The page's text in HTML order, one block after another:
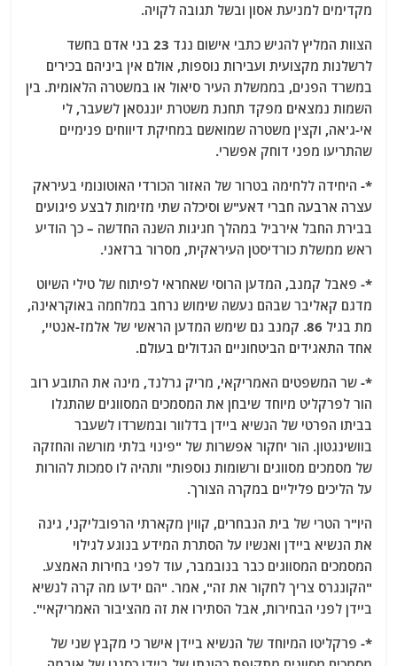
מקדימים למניעת אסון ובשל תגובה לקויה.
הצוות המליץ להגיש כתבי אישום נגד 23 בני אדם בחשד
לרשלנות מקצועית ועבירות נוספות, אולם אין ביניהם בכירים
במשרד הפנים, בממשלת העיר סיאול או במשטרה הלאומית. בין
השמות נמצאים מפקד תחנת משטרת יונגסאן לשעבר, לי
אי-ג'אה, וקצין משטרה שמואשם במחיקת דיווחים פנימיים
שהתריעו מפני דוחק אפשרי.
*- היחידה ללחימה בטרור של האזור הכורדי האוטונומי בעיראק
עצרה ארבעה חברי דאע"ש וסיכלה שתי מזימות לבצע פיגועים
בבירת החבל אירביל במהלך חגיגות השנה החדשה – כך הודיע
ראש ממשלת כורדיסטן העיראקית, מסרור ברזאני.
*- פאבל קמנב, המדען הרוסי שאחראי לפיתוח של טילי השיוט
מדגם קאליבר שבהם נעשה שימוש נרחב במלחמה באוקראינה,
מת בגיל 86. קמנב גם שימש המדען הראשי של אלמז-אנטיי,
אחד התאגידים הביטחוניים הגדולים בעולם.
*- שר המשפטים האמריקאי, מריק גרלנד, מינה את התובע רוב
הור לפרקליט מיוחד שיבחן את המסמכים המסווגים שהתגלו
בביתו הפרטי של הנשיא ביידן בדלוור ובמשרדו לשעבר
בוושינגטון. הור יחקור אפשרות של "פינוי בלתי מורשה והחזקה
של מסמכים מסווגים ורשומות נוספות" ותהיה לו סמכות להורות
על הליכים פליליים במקרה הצורך.
היו"ר הטרי של בית הנבחרים, קווין מקארתי הרפובליקני, גינה
את הנשיא ביידן ואנשיו על הסתרת המידע בנוגע לגילוי
המסמכים המסווגים כבר בנובמבר, עוד לפני בחירות האמצע.
"הקונגרס צריך לחקור את זה", אמר. "הם ידעו מה קרה לנשיא
ביידן לפני הבחירות, אבל הסתירו את זה מהציבור האמריקאי".
*- פרקליטו המיוחד של הנשיא ביידן אישר כי מקבץ שני של